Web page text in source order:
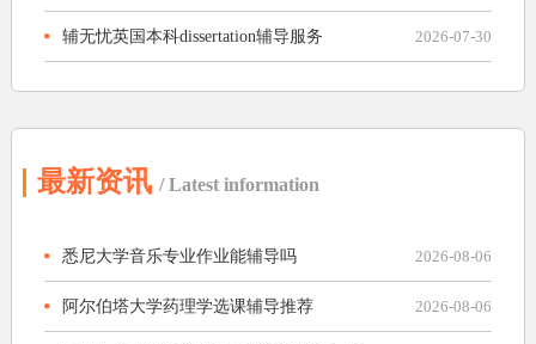
辅无忧英国本科dissertation辅导服务 2026-07-30
最新资讯 / Latest information
悉尼大学音乐专业作业能辅导吗 2026-08-06
阿尔伯塔大学药理学选课辅导推荐 2026-08-06